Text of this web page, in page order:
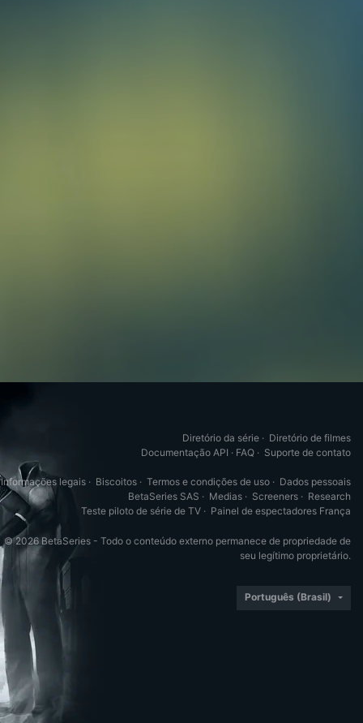
Diretório da série · Diretório de filmes
Documentação API · FAQ · Suporte de contato
Informações legais · Biscoitos · Termos e condições de uso · Dados pessoais
BetaSeries SAS · Medias · Screeners · Research
Teste piloto de série de TV · Painel de espectadores França
© 2026 BetaSeries - Todo o conteúdo externo permanece de propriedade de
seu legítimo proprietário.
Português (Brasil)